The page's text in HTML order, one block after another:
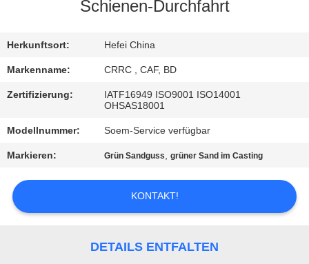
SIE
MIT
UNS
VERBINDUNG
NACHRICHTEN
Schienen-Durchfahrt
Herkunftsort: Hefei China
Markenname: CRRC , CAF, BD
Zertifizierung:
IATF16949 ISO9001 ISO14001
OHSAS18001
Modellnummer: Soem-Service verfügbar
Markieren: Grün Sandguss,grüner Sand im Casting
KONTAKT!
DETAILS ENTFALTEN